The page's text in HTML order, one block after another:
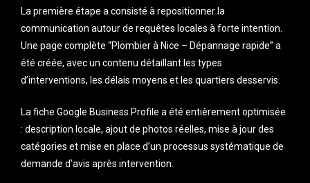
La première étape a consisté à repositionner la
communication autour de requêtes locales à forte intention.
Une page complète “Plombier à Nice – Dépannage rapide” a
été créée, avec un contenu détaillant les types
d’interventions, les délais moyens et les quartiers desservis.
La fiche Google Business Profile a été entièrement optimisée
: description locale, ajout de photos réelles, mise à jour des
catégories et mise en place d’un processus systématique de
demande d’avis après intervention.